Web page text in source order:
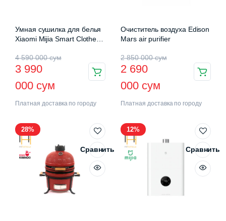
Умная сушилка для белья
Xiaomi Mijia Smart Clothes
4 590 000сум
3 990
000 сум
Платная доставка по городу
Очиститель воздуха Edison
Mars air purifier
2 850 000сум
2 690
000 сум
Платная доставка по городу
28%
Сравнить
12%
Сравнить